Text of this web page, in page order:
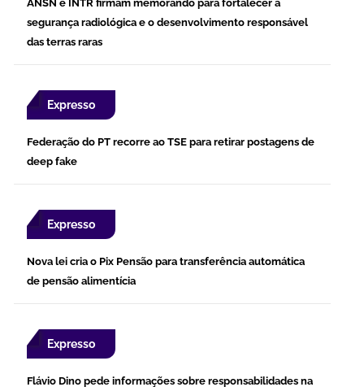
ANSN e INTR firmam memorando para fortalecer a
segurança radiológica e o desenvolvimento responsável
das terras raras
Expresso
Federação do PT recorre ao TSE para retirar postagens de
deep fake
Expresso
Nova lei cria o Pix Pensão para transferência automática
de pensão alimentícia
Expresso
Flávio Dino pede informações sobre responsabilidades na